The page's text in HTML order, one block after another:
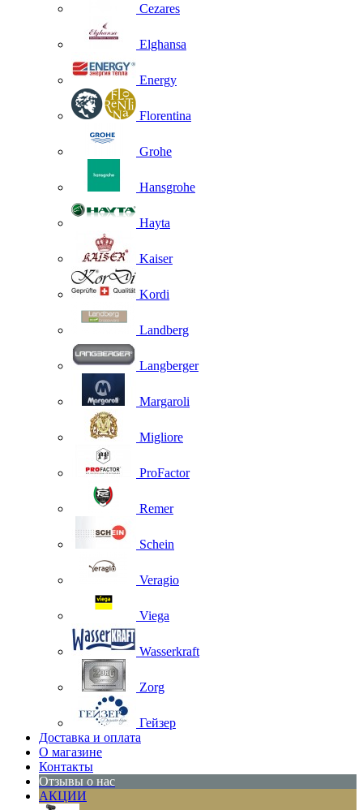
Cezares
Elghansa
Energy
Florentina
Grohe
Hansgrohe
Hayta
Kaiser
Kordi
Landberg
Langberger
Margaroli
Migliore
ProFactor
Remer
Schein
Veragio
Viega
Wasserkraft
Zorg
Гейзер
Доставка и оплата
О магазине
Контакты
Отзывы о нас
АКЦИИ